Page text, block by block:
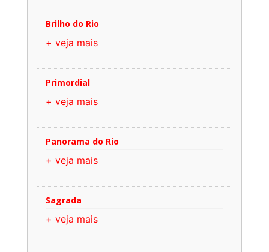
Brilho do Rio
+ veja mais
Primordial
+ veja mais
Panorama do Rio
+ veja mais
Sagrada
+ veja mais